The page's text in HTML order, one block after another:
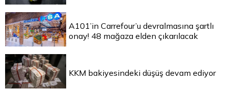
A101’in Carrefour’u devralmasına şartlı
onay! 48 mağaza elden çıkarılacak
KKM bakiyesindeki düşüş devam ediyor